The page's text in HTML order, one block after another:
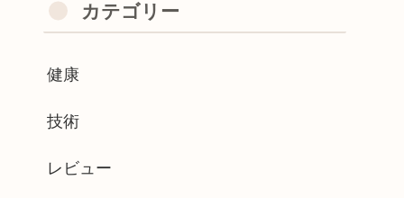
カテゴリー
健康
技術
レビュー